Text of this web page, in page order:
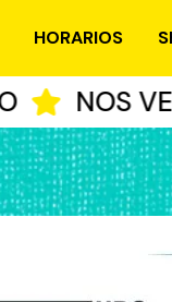
HORARIOS
NOS